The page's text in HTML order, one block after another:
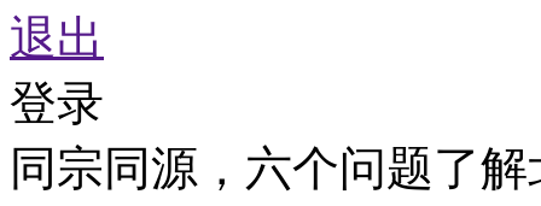
退出
登录
同宗同源，六个问题了